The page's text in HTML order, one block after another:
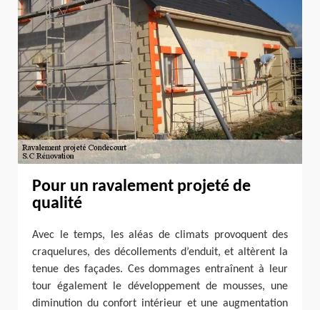
Pour un ravalement projeté de
qualité
Avec le temps, les aléas de climats provoquent des
craquelures, des décollements d’enduit, et altèrent la
tenue des façades. Ces dommages entraînent à leur
tour également le développement de mousses, une
diminution du confort intérieur et une augmentation